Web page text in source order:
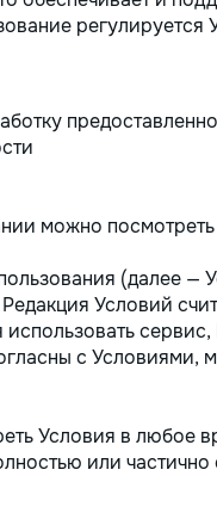
можно
(далее —
Условий
с Условиями,
Условия в любое
или